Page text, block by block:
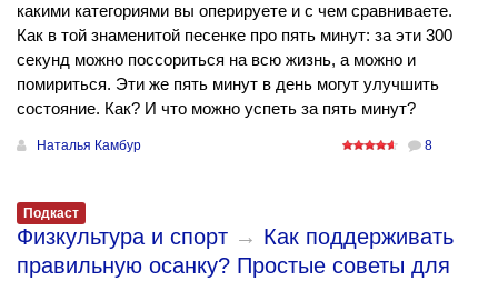
какими категориями вы оперируете и с чем сравниваете.
Как в той знаменитой песенке про пять минут: за эти 300
секунд можно поссориться на всю жизнь, а можно и
помириться. Эти же пять минут в день могут улучшить
состояние. Как? И что можно успеть за пять минут?
Наталья Камбур 8
Подкаст
Физкультура и спорт → Как поддерживать
правильную осанку? Простые советы для